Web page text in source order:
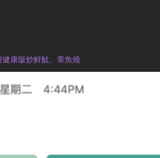
健康版炒鮮魷、章魚燒